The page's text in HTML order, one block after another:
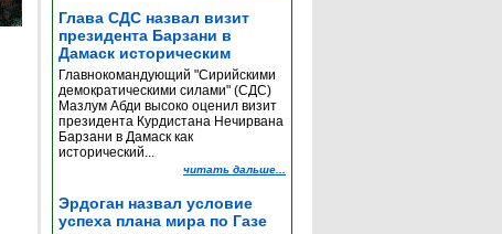
Глава СДС назвал визит
президента Барзани в
Дамаск историческим
Главнокомандующий "Сирийскими
демократическими силами" (СДС)
Мазлум Абди высоко оценил визит
президента Курдистана Нечирвана
Барзани в Дамаск как
исторический...
читать дальше...
Эрдоган назвал условие
успеха плана мира по Газе